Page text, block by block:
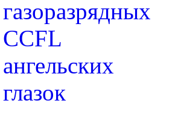
газоразрядных
CCFL
ангельских
глазок